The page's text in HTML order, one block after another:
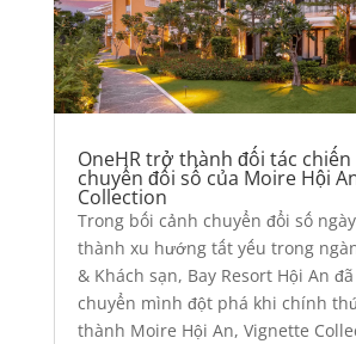
OneHR trở thành đối tác
chuyển đổi số của Moire Hội
Collection
Trong bối cảnh chuyển đổi số
thành xu hướng tất yếu trong
& Khách sạn, Bay Resort Hội An
chuyển mình đột phá khi chính
thành Moire Hội An, Vignette